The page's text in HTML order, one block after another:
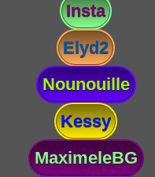
Insta
Elyd2
Nounouille
Kessy
MaximeleBG